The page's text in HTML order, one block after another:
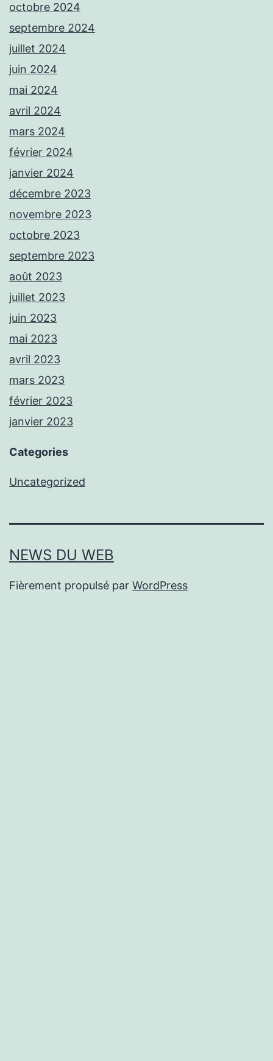
octobre 2024
septembre 2024
juillet 2024
juin 2024
mai 2024
avril 2024
mars 2024
février 2024
janvier 2024
décembre 2023
novembre 2023
octobre 2023
septembre 2023
août 2023
juillet 2023
juin 2023
mai 2023
avril 2023
mars 2023
février 2023
janvier 2023
Categories
Uncategorized
NEWS DU WEB
Fièrement propulsé par WordPress